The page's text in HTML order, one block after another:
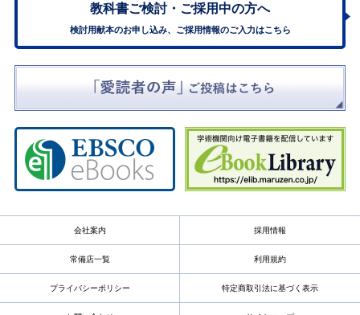
教科書ご検討・ ご採用中の方へ
検討用献本のお申し込み、ご採用情報のご入力はこちら
会社案内 採用情報
常備店一覧 利用規約
プライバシーポリシー 特定商取引法に基づく表示